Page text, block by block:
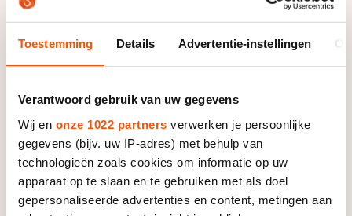
Toestemming Details Advertentie-instellingen
Verantwoord gebruik van uw gegevens
Wij en onze 1022 partners verwerken je persoonlijke
gegevens (bijv. uw IP-adres) met behulp van
technologieën zoals cookies om informatie op uw
apparaat op te slaan en te gebruiken met als doel
gepersonaliseerde advertenties en content, metingen aan
Tickets
Livestreams
Word schaatsfan!
Winacties
Olympische Spelen
Medaillespiegel
Van Jong tot Goud verhalen
sporthelden’’, zegt Wouters.
schaatsbond besproken.’’ Ireen Wüst en Sven Kramer
Kramer zijn op borsthoogte twee sterren (een ster
staat voor vijf wereldtitels) en een gouden olympische
medaille gedrukt. De Fries verzekerde zich tot
dusverre van negen titels bij de WK afstanden en hij
won vier keer het WK allround.